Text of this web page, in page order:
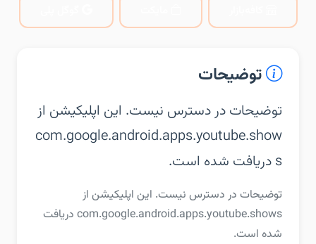
توضیحات
توضیحات در دسترس نیست. این اپلیکیشن از
com.google.android.apps.youtube.show
s دریافت شده است.
توضیحات در دسترس نیست. این اپلیکیشن از
com.google.android.apps.youtube.shows دریافت
شده است.